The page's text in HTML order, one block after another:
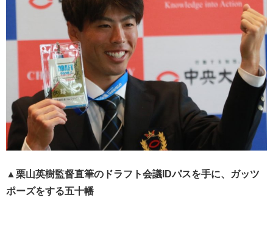
▲栗山英樹監督直筆のドラフト会議IDパスを手に、ガッツ
ポーズをする五十幡